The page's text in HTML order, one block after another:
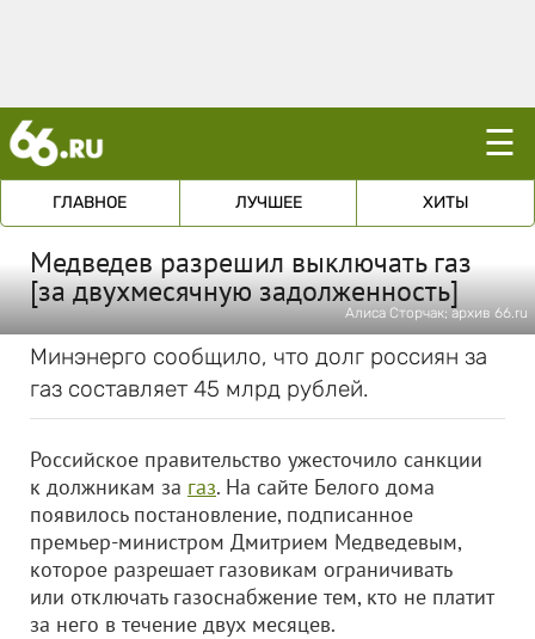
☰
ГЛАВНОЕ ЛУЧШЕЕ ХИТЫ
Медведев разрешил выключать газ
[за двухмесячную задолженность]
Алиса Сторчак; архив 66.ru
Минэнерго сообщило, что долг россиян за
газ составляет 45 млрд рублей.
Российское правительство ужесточило санкции
к должникам за газ. На сайте Белого дома
появилось постановление, подписанное
премьер-министром Дмитрием Медведевым,
которое разрешает газовикам ограничивать
или отключать газоснабжение тем, кто не платит
за него в течение двух месяцев.